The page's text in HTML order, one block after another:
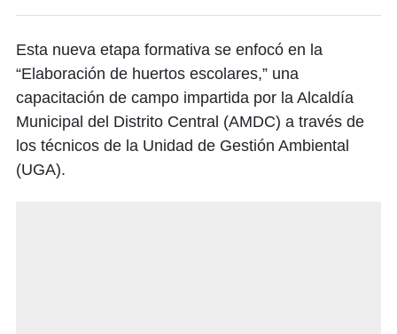
Esta nueva etapa formativa se enfocó en la
“Elaboración de huertos escolares,” una
capacitación de campo impartida por la Alcaldía
Municipal del Distrito Central (AMDC) a través de
los técnicos de la Unidad de Gestión Ambiental
(UGA).